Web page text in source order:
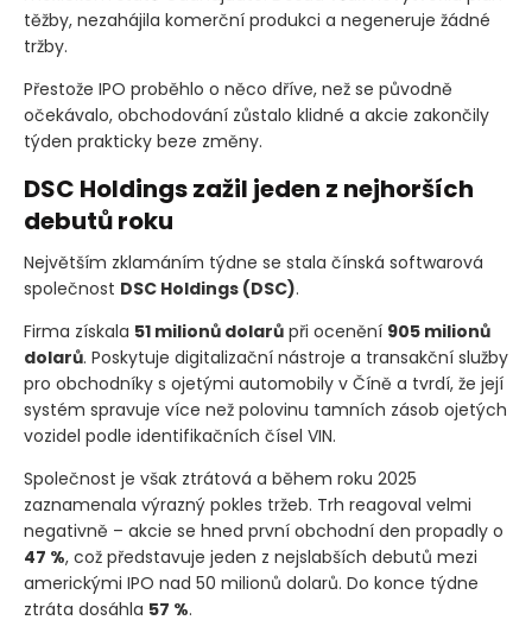
těžby, nezahájila komerční produkci a negeneruje žádné
tržby.
Přestože IPO proběhlo o něco dříve, než se původně
očekávalo, obchodování zůstalo klidné a akcie zakončily
týden prakticky beze změny.
DSC Holdings zažil jeden z nejhorších
debutů roku
Největším zklamáním týdne se stala čínská softwarová
společnost DSC Holdings (DSC).
Firma získala 51 milionů dolarů při ocenění 905 milionů
dolarů. Poskytuje digitalizační nástroje a transakční služby
pro obchodníky s ojetými automobily v Číně a tvrdí, že její
systém spravuje více než polovinu tamních zásob ojetých
vozidel podle identifikačních čísel VIN.
Společnost je však ztrátová a během roku 2025
zaznamenala výrazný pokles tržeb. Trh reagoval velmi
negativně – akcie se hned první obchodní den propadly o
47 %, což představuje jeden z nejslabších debutů mezi
americkými IPO nad 50 milionů dolarů. Do konce týdne
ztráta dosáhla 57 %.